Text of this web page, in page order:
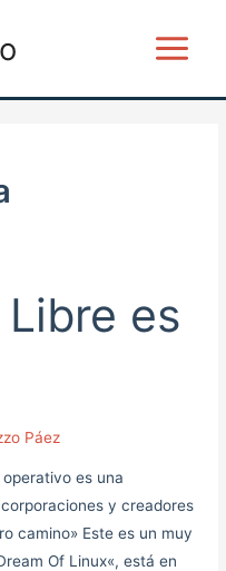
Menu
es
Páez
es una
y creadores
camino» Este es un muy
Of Linux«, está en